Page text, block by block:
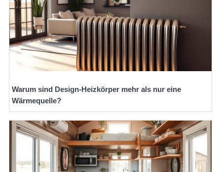
Warum sind Design-Heizkörper mehr als nur eine
Wärmequelle?